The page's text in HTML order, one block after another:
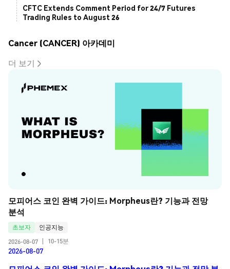
CFTC Extends Comment Period for 24/7 Futures
Trading Rules to August 26
Cancer (CANCER) 아카데미
더 보기
모피어스 코인 완벽 가이드: Morpheus란? 기능과 전망
분석
초보자
인공지능
2026-08-07
10-15분
2026-08-07